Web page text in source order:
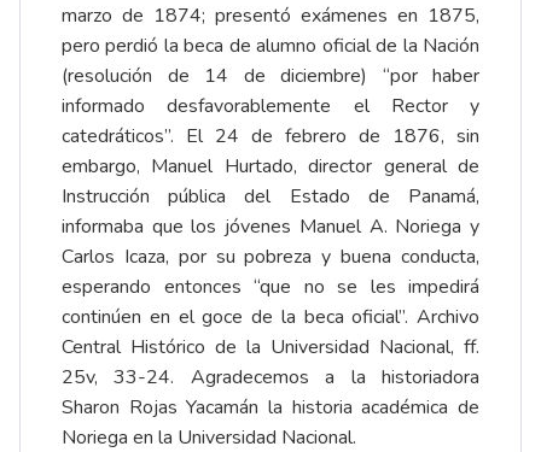
marzo de 1874; presentó exámenes en 1875,
pero perdió la beca de alumno oficial de la Nación
(resolución de 14 de diciembre) “por haber
informado desfavorablemente el Rector y
catedráticos”. El 24 de febrero de 1876, sin
embargo, Manuel Hurtado, director general de
Instrucción pública del Estado de Panamá,
informaba que los jóvenes Manuel A. Noriega y
Carlos Icaza, por su pobreza y buena conducta,
esperando entonces “que no se les impedirá
continúen en el goce de la beca oficial”. Archivo
Central Histórico de la Universidad Nacional, ff.
25v, 33-24. Agradecemos a la historiadora
Sharon Rojas Yacamán la historia académica de
Noriega en la Universidad Nacional.